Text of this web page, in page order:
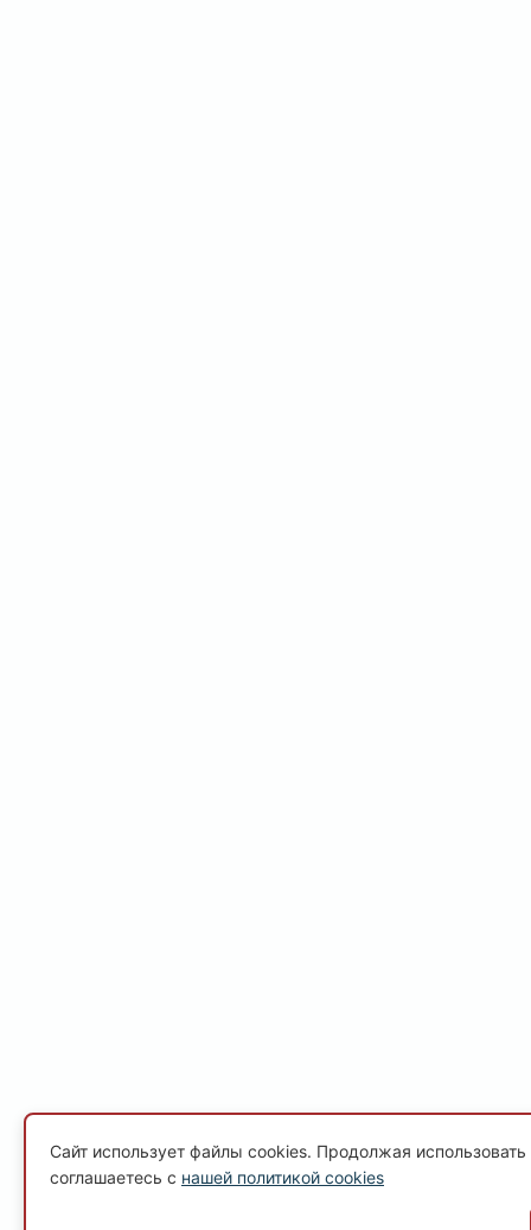
Сайт использует файлы cookies. Продолжая использовать
соглашаетесь с нашей политикой cookies